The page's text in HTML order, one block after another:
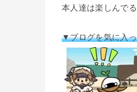
本人達は楽しんで
▼ブログを気に入